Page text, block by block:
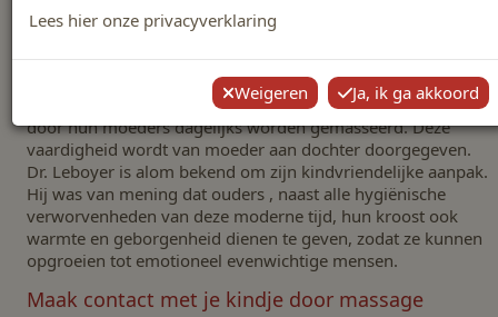
Introductie Shantala babymassage
De Franse dokter Leboyer, onder andere bekend van de
eerste onderwater bevallingen, kwam in India in contact met
de Shantala massage. Daar is het heel gewoon dat baby’s
door hun moeders dagelijks worden gemasseerd. Deze
vaardigheid wordt van moeder aan dochter doorgegeven.
Dr. Leboyer is alom bekend om zijn kindvriendelijke aanpak.
Hij was van mening dat ouders , naast alle hygiënische
verworvenheden van deze moderne tijd, hun kroost ook
warmte en geborgenheid dienen te geven, zodat ze kunnen
opgroeien tot emotioneel evenwichtige mensen.
Maak contact met je kindje door massage
Lees hier onze privacyverklaring
Weigeren Ja, ik ga akkoord